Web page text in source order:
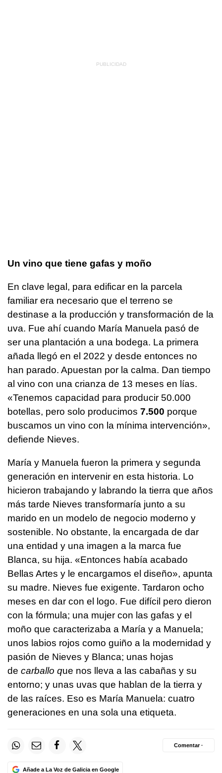
Un vino que tiene gafas y moño
En clave legal, para edificar en la parcela
familiar era necesario que el terreno se
destinase a la producción y transformación de la
uva. Fue ahí cuando María Manuela pasó de
ser una plantación a una bodega. La primera
añada llegó en el 2022 y desde entonces no
han parado. Apuestan por la calma. Dan tiempo
al vino con una crianza de 13 meses en lías.
«Tenemos capacidad para producir 50.000
botellas, pero solo producimos 7.500 porque
buscamos un vino con la mínima intervención»,
defiende Nieves.
María y Manuela fueron la primera y segunda
generación en intervenir en esta historia. Lo
hicieron trabajando y labrando la tierra que años
más tarde Nieves transformaría junto a su
marido en un modelo de negocio moderno y
sostenible. No obstante, la encargada de dar
una entidad y una imagen a la marca fue
Blanca, su hija. «Entonces había acabado
Bellas Artes y le encargamos el diseño», apunta
su madre. Nieves fue exigente. Tardaron ocho
meses en dar con el logo. Fue difícil pero dieron
con la fórmula; una mujer con las gafas y el
moño que caracterizaba a María y a Manuela;
unos labios rojos como guiño a la modernidad y
pasión de Nieves y Blanca; unas hojas
de carballo que nos lleva a las cabañas y su
entorno; y unas uvas que hablan de la tierra y
de las raíces. Eso es María Manuela: cuatro
generaciones en una sola una etiqueta.
Añade a La Voz de Galicia en Google
Comentar ·